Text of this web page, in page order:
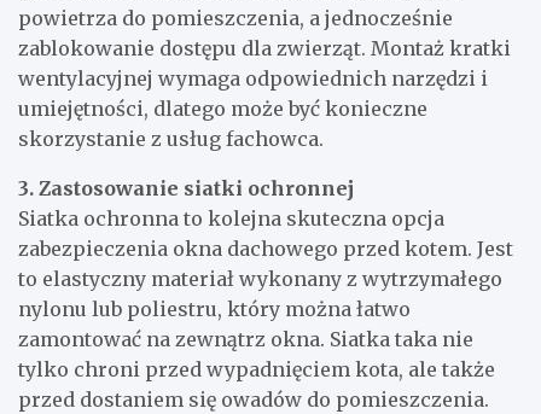
powietrza do pomieszczenia, a jednocześnie
zablokowanie dostępu dla zwierząt. Montaż kratki
wentylacyjnej wymaga odpowiednich narzędzi i
umiejętności, dlatego może być konieczne
skorzystanie z usług fachowca.
3. Zastosowanie siatki ochronnej
Siatka ochronna to kolejna skuteczna opcja
zabezpieczenia okna dachowego przed kotem. Jest
to elastyczny materiał wykonany z wytrzymałego
nylonu lub poliestru, który można łatwo
zamontować na zewnątrz okna. Siatka taka nie
tylko chroni przed wypadnięciem kota, ale także
przed dostaniem się owadów do pomieszczenia.